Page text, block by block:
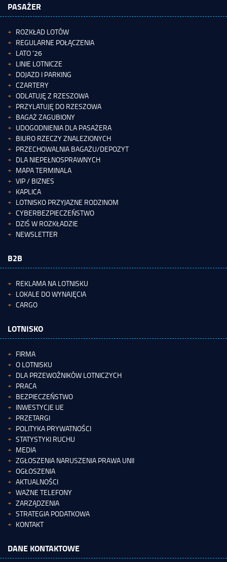
PASAŻER
ROZKŁAD LOTÓW
REGULARNE POŁĄCZENIA
LATO '26
LINIE LOTNICZE
DOJAZD I PARKING
CZARTERY
ODLATUJĘ Z RZESZOWA
PRZYLATUJĘ DO RZESZOWA
BAGAŻ ZAGUBIONY
UDOGODNIENIA DLA PASAŻERA
BIURO RZECZY ZNALEZIONYCH
PRZECHOWALNIA BAGAŻU/DEPOZYT
DLA NIEPEŁNOSPRAWNYCH
MAPA TERMINALA
VIP / BIZNES
KAPLICA
LOTNISKO PRZYJAZNE RODZINOM
CYBERBEZPIECZEŃSTWO
DZIŚ W ROZKŁADZIE
NEWSLETTER
B2B
REKLAMA NA LOTNISKU
LOKALE DO WYNAJĘCIA
CARGO
LOTNISKO
FIRMA
O LOTNISKU
DLA PRZEWOŹNIKÓW LOTNICZYCH
PRACA
BEZPIECZEŃSTWO
INWESTYCJE UE
PRZETARGI
POLITYKA PRYWATNOŚCI
STATYSTYKI RUCHU
MEDIA
ZGŁOSZENIA NARUSZENIA PRAWA UNII
OGŁOSZENIA
AKTUALNOŚCI
WAŻNE TELEFONY
ZARZĄDZENIA
STRATEGIA PODATKOWA
KONTAKT
DANE KONTAKTOWE